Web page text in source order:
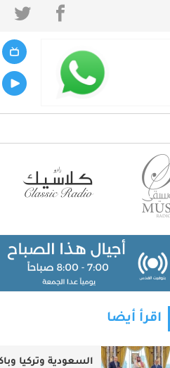
اقرأ أيضا
السعودية وتركيا